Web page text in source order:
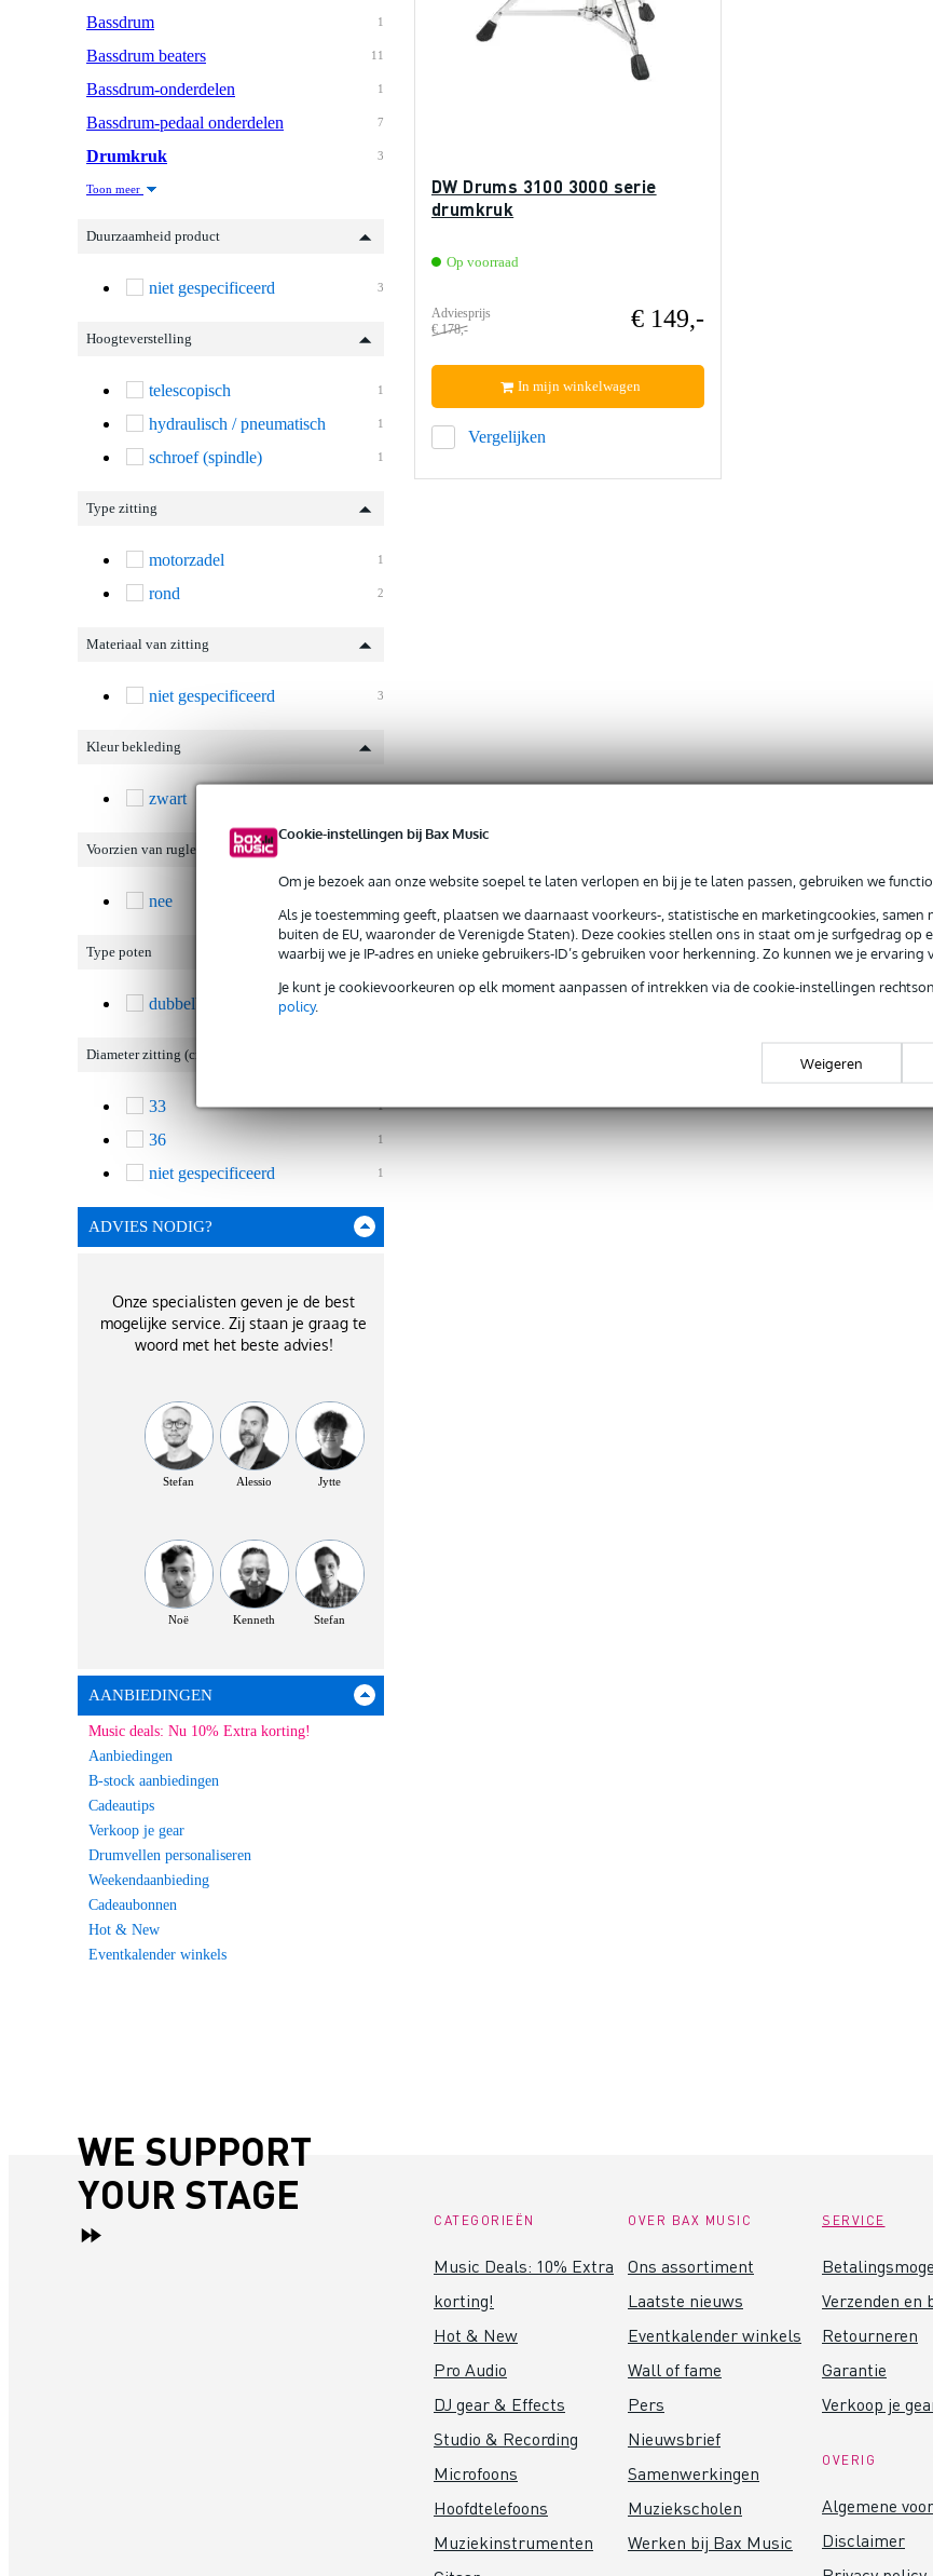
Cookie-instellingen bij Bax Music
Om je bezoek aan onze website soepel te laten verlopen en bij je te laten passen, gebruiken we
Als je toestemming geeft, plaatsen we daarnaast voorkeurs-, statistische en marketingcookies, samen
buiten de EU, waaronder de Verenigde Staten). Deze cookies stellen ons in staat om je surfgedrag op
waarbij we je IP-adres en unieke gebruikers-ID’s gebruiken voor herkenning. Zo kunnen we je
Je kunt je cookievoorkeuren op elk moment aanpassen of intrekken via de cookie-instellingen
policy.
Weigeren
1
Bassdrum
11
Bassdrum beaters
1
Bassdrum-onderdelen
7
Bassdrum-pedaal onderdelen
3
Drumkruk
Toon meer
Duurzaamheid product
3
niet gespecificeerd
Hoogteverstelling
1
telescopisch
1
hydraulisch / pneumatisch
1
schroef (spindle)
Type zitting
1
motorzadel
2
rond
Materiaal van zitting
3
niet gespecificeerd
Kleur bekleding
zwart
Voorzien van rugleuning
nee
Type poten
dubbelbenig
Diameter zitting (cm)
1
33
1
36
1
niet gespecificeerd
ADVIES NODIG?
Onze specialisten geven je de best
mogelijke service. Zij staan je graag te
woord met het beste advies!
Stefan Alessio Jytte
Noë Kenneth Stefan
AANBIEDINGEN
Music deals: Nu 10% Extra korting!
Aanbiedingen
B-stock aanbiedingen
Cadeautips
Verkoop je gear
Drumvellen personaliseren
Weekendaanbieding
Cadeaubonnen
Hot & New
Eventkalender winkels
DW Drums 3100 3000 serie
drumkruk
Op voorraad
Adviesprijs
€ 178,-
€ 149,-
Vergelijken
In mijn winkelwagen
WE SUPPORT
YOUR STAGE
CATEGORIEËN
Music Deals: 10% Extra
korting!
Hot & New
Pro Audio
DJ gear & Effects
Studio & Recording
Microfoons
Hoofdtelefoons
Muziekinstrumenten
OVER BAX MUSIC
Ons assortiment
Laatste nieuws
Eventkalender winkels
Wall of fame
Pers
Nieuwsbrief
Samenwerkingen
Muziekscholen
Werken bij Bax Music
SERVICE
Verzenden en
Retourneren
Garantie
Verkoop je
OVERIG
Algemene
Disclaimer